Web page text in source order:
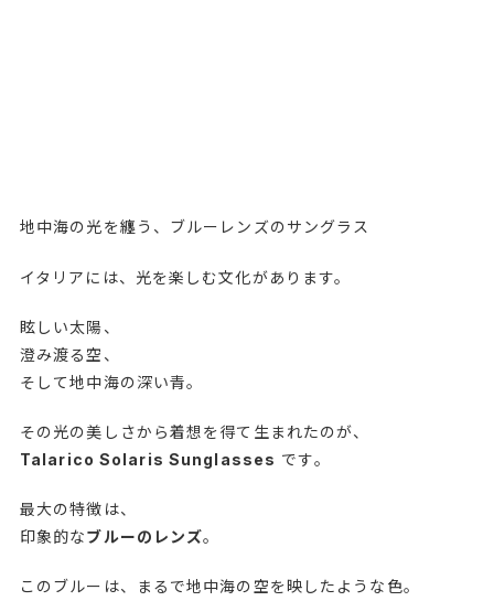
地中海の光を纏う、ブルーレンズのサングラス
イタリアには、光を楽しむ文化があります。
眩しい太陽、
澄み渡る空、
そして地中海の深い青。
その光の美しさから着想を得て生まれたのが、
Talarico Solaris Sunglasses です。
最大の特徴は、
印象的なブルーのレンズ。
このブルーは、まるで地中海の空を映したような色。